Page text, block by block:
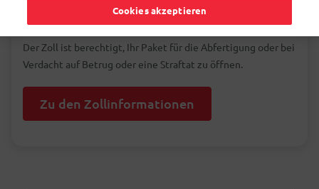
Der Zoll ist berechtigt, Ihr Paket für die Abfertigung oder bei
Verdacht auf Betrug oder eine Straftat zu öffnen.
Zu den Zollinformationen
Cookies akzeptieren